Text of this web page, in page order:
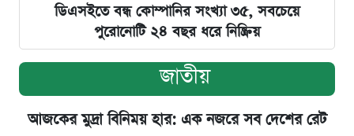
ডিএসইতে বন্ধ কোম্পানির সংখ্যা ৩৫, সবচেয়ে
পুরোনোটি ২৪ বছর ধরে নিষ্ক্রিয়
জাতীয়
আজকের মুদ্রা বিনিময় হার: এক নজরে সব দেশের রেট